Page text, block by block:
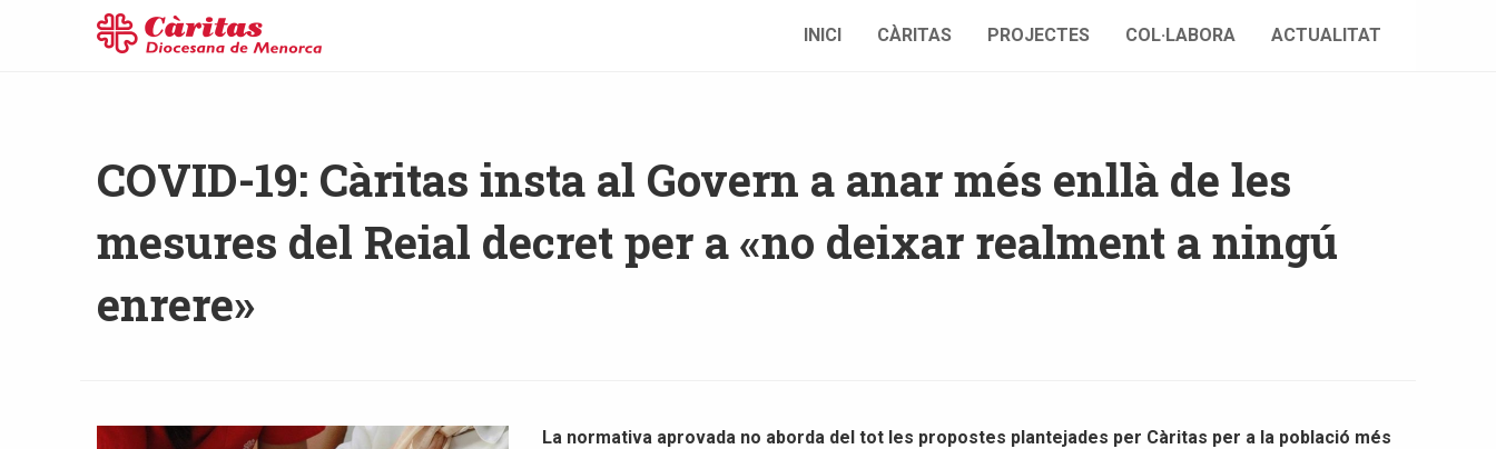
INICI CÀRITAS PROJECTES COL·LABORA ACTUALITAT
COVID-19: Càritas insta al Govern a anar més enllà de les
mesures del Reial decret per a «no deixar realment a ningú
enrere»
La normativa aprovada no aborda del tot les propostes plantejades per Càritas per a la població més